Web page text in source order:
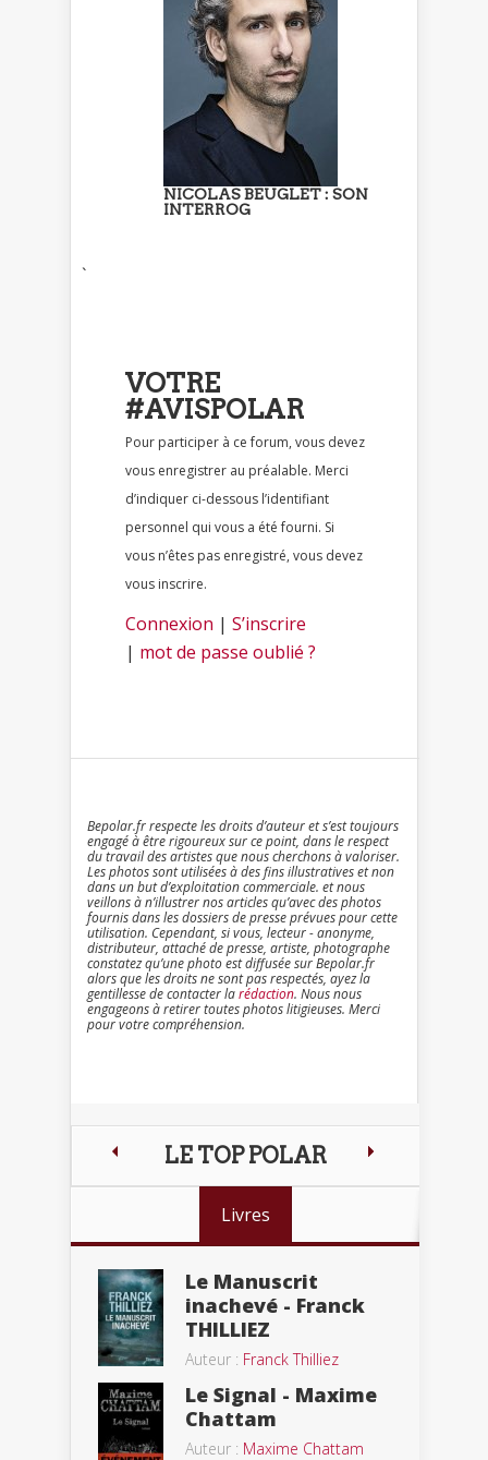
NICOLAS BEUGLET : SON
INTERROG
`
VOTRE
#AVISPOLAR
Pour participer à ce forum, vous devez
vous enregistrer au préalable. Merci
d’indiquer ci-dessous l’identifiant
personnel qui vous a été fourni. Si
vous n’êtes pas enregistré, vous devez
vous inscrire.
Connexion | S’inscrire
| mot de passe oublié ?
Bepolar.fr respecte les droits d’auteur et s’est toujours
engagé à être rigoureux sur ce point, dans le respect
du travail des artistes que nous cherchons à valoriser.
Les photos sont utilisées à des fins illustratives et non
dans un but d’exploitation commerciale. et nous
veillons à n’illustrer nos articles qu’avec des photos
fournis dans les dossiers de presse prévues pour cette
utilisation. Cependant, si vous, lecteur - anonyme,
distributeur, attaché de presse, artiste, photographe
constatez qu’une photo est diffusée sur Bepolar.fr
alors que les droits ne sont pas respectés, ayez la
gentillesse de contacter larédaction. Nous nous
engageons à retirer toutes photos litigieuses. Merci
pour votre compréhension.
LE TOP POLAR
Livres
Le Manuscrit
inachevé - Franck
THILLIEZ
Auteur : Franck Thilliez
Le Signal - Maxime
Chattam
Auteur : Maxime Chattam